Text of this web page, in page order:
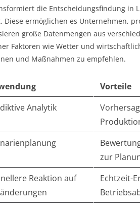
die Entscheidungsfindung in
Diese ermöglichen es Unternehmen,
große Datenmengen aus
Faktoren wie Wetter und
und Maßnahmen zu empfehlen.
Vorteile
Analytik
zur
Reaktion auf
Echtzeit-